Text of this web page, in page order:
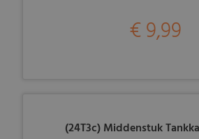
€ 9,99
(24T3c) Middenstuk